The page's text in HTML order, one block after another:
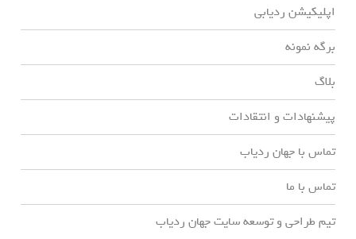
اپلیکیشن ردیابی
برگه نمونه
بلاگ
پیشنهادات و انتقادات
تماس با جهان ردیاب
تماس با ما
تیم طراحی و توسعه سایت جهان ردیاب